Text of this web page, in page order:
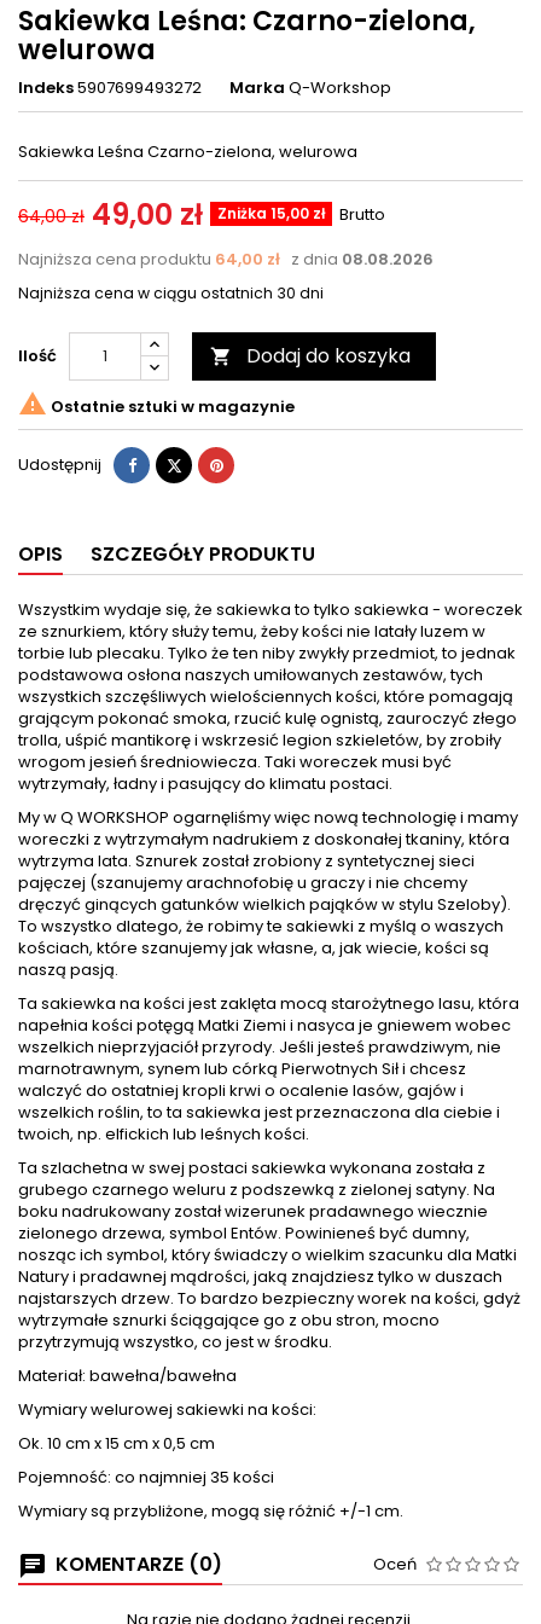
Sakiewka Leśna: Czarno-zielona,
welurowa
Indeks5907699493272 Marka Q-Workshop
Sakiewka Leśna Czarno-zielona, welurowa
64,00 zł 49,00 zł Zniżka 15,00 zł
Brutto
Najniższa cena produktu 64,00 zł z dnia 08.08.2026
Najniższa cena w ciągu ostatnich 30 dni
Ilość  Dodaj do koszyka
 Ostatnie sztuki w magazynie
Udostępnij Udostępnij
TweetujPinterest
OPIS SZCZEGÓŁY PRODUKTU
Wszystkim wydaje się, że sakiewka to tylko sakiewka - woreczek
ze sznurkiem, który służy temu, żeby kości nie latały luzem w
torbie lub plecaku. Tylko że ten niby zwykły przedmiot, to jednak
podstawowa osłona naszych umiłowanych zestawów, tych
wszystkich szczęśliwych wielościennych kości, które pomagają
grającym pokonać smoka, rzucić kulę ognistą, zauroczyć złego
trolla, uśpić mantikorę i wskrzesić legion szkieletów, by zrobiły
wrogom jesień średniowiecza. Taki woreczek musi być
wytrzymały, ładny i pasujący do klimatu postaci.
My w Q WORKSHOP ogarnęliśmy więc nową technologię i mamy
woreczki z wytrzymałym nadrukiem z doskonałej tkaniny, która
wytrzyma lata. Sznurek został zrobiony z syntetycznej sieci
pajęczej (szanujemy arachnofobię u graczy i nie chcemy
dręczyć ginących gatunków wielkich pająków w stylu Szeloby).
To wszystko dlatego, że robimy te sakiewki z myślą o waszych
kościach, które szanujemy jak własne, a, jak wiecie, kości są
naszą pasją.
Ta sakiewka na kości jest zaklęta mocą starożytnego lasu, która
napełnia kości potęgą Matki Ziemi i nasyca je gniewem wobec
wszelkich nieprzyjaciół przyrody. Jeśli jesteś prawdziwym, nie
marnotrawnym, synem lub córką Pierwotnych Sił i chcesz
walczyć do ostatniej kropli krwi o ocalenie lasów, gajów i
wszelkich roślin, to ta sakiewka jest przeznaczona dla ciebie i
twoich, np. elfickich lub leśnych kości.
Ta szlachetna w swej postaci sakiewka wykonana została z
grubego czarnego weluru z podszewką z zielonej satyny. Na
boku nadrukowany został wizerunek pradawnego wiecznie
zielonego drzewa, symbol Entów. Powinieneś być dumny,
nosząc ich symbol, który świadczy o wielkim szacunku dla Matki
Natury i pradawnej mądrości, jaką znajdziesz tylko w duszach
najstarszych drzew. To bardzo bezpieczny worek na kości, gdyż
wytrzymałe sznurki ściągające go z obu stron, mocno
przytrzymują wszystko, co jest w środku.
Materiał: bawełna/bawełna
Wymiary welurowej sakiewki na kości:
Ok. 10 cm x 15 cm x 0,5 cm
Pojemność: co najmniej 35 kości
Wymiary są przybliżone, mogą się różnić +/-1 cm.
KOMENTARZE (0) Oceń